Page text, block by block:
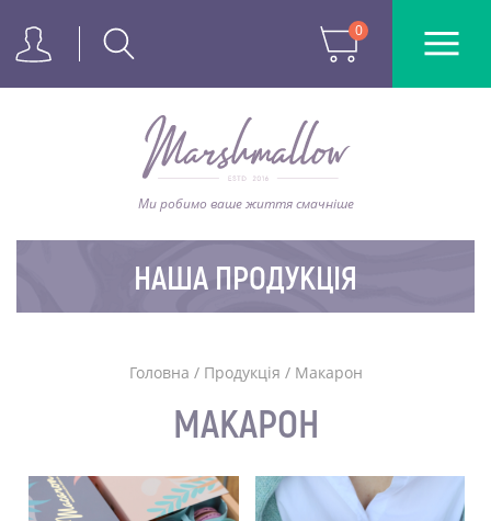
0
Ми робимо ваше життя смачніше
НАША ПРОДУКЦІЯ
Головна / Продукція / Макарон
МАКАРОН